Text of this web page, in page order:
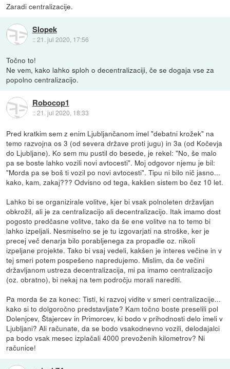
Zaradi centralizacije.
Slopek
::21. jul 2020, 17:56
Točno to!
Ne vem, kako lahko sploh o decentralizaciji, če se dogaja vse za
popolno centralizacijo.
Robocop1
::21. jul 2020, 18:33
Pred kratkim sem z enim Ljubljančanom imel "debatni krožek" na
temo razvojna os 3 (od severa države proti jugu) in 3a (od Kočevja
do Ljubljane). Ko sem mu pustil do besede, je rekel: "No, še malo
pa se boste lahko vozili novi avtocesti". Moj odgovor njemu je bil:
"Morda pa se boš ti vozil po novi avtocesti". Tipu ni bilo nič jasno...
kako, kam, zakaj??? Odvisno od tega, kakšen sistem bo čez 10 let.
Lahko bi se organizirale volitve, kjer bi vsak polnoleten državljan
obkrožil, ali je za centralizacijo ali decentralizacijo. Itak imamo dost
pogosto predčasne volitve, tako da še ene volitve na to temo bi
lahko izpeljali. Nesmiselno se je tu izgovarjati na stroške, ker je
precej več denarja bilo porabljenega za propadle oz. nikoli
izpeljane projekte. Tako bi vsaj vedeli, kakšen je interes večine in v
tej smeri potem pospešeno napredujemo. Mislim, da če večini
državljanom ustreza decentralizacija, mi pa imamo centralizacijo
(oz. obratno), bi nekaj na tem področju morali narediti.
Pa morda še za konec: Tisti, ki razvoj vidite v smeri centralizacije...
kako si to dolgoročno predstavljate? Kam točno boste preselili pol
Dolenjcev, Štajercev in Primorcev, ki bodo v prihodnosti delo imeli v
Ljubljani? Ali računate, da se bodo vsakodnevno vozili, delodajalci
pa bodo vsak mesec izplačali 4000 prevoženih kilometrov? Ni
računice!